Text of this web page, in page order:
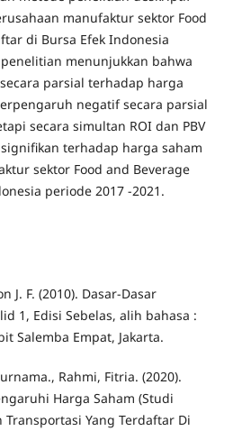
manufaktur sektor Food
di Bursa Efek Indonesia
menunjukkan bahwa
parsial terhadap harga
negatif secara parsial
secara simultan ROI dan PBV
terhadap harga saham
sektor Food and Beverage
periode 2017 -2021.
J. F. (2010). Dasar-Dasar
1, Edisi Sebelas, alih bahasa :
Salemba Empat, Jakarta.
Rahmi, Fitria. (2020).
Harga Saham (Studi
Transportasi Yang Terdaftar Di